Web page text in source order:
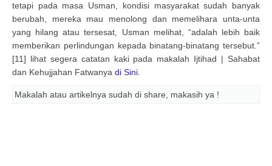
tetapi pada masa Usman, kondisi masyarakat sudah banyak
berubah, mereka mau menolong dan memelihara unta-unta
yang hilang atau tersesat, Usman melihat, “adalah lebih baik
memberikan perlindungan kepada binatang-binatang tersebut.”
[11] lihat segera catatan kaki pada makalah Ijtihad | Sahabat
dan Kehujjahan Fatwanya di Sini
Makalah atau artikelnya sudah di share, makasih ya !